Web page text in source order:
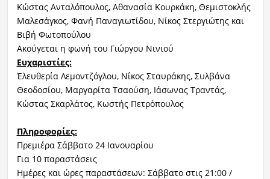
Κώστας Ανταλόπουλος, Αθανασία Κουρκάκη, Θεμιστοκλής
Μαλεσάγκος, Φανή Παναγιωτίδου, Νίκος Στεργιώτης και
Βιβή Φωτοπούλου
Ακούγεται η φωνή του Γιώργου Νινιού
Ευχαριστίες:
Έλευθερία Λεμοντζόγλου, Νίκος Σταυράκης, Συλβάνα
Θεοδοσίου, Μαργαρίτα Τσαούση, Ιάσωνας Τραντάς,
Κώστας Σκαρλάτος, Κωστής Πετρόπουλος
Πληροφορίες:
Πρεμιέρα Σάββατο 24 Ιανουαρίου
Για 10 παραστάσεις
Ημέρες και ώρες παραστάσεων: Σάββατο στις 21:00 /